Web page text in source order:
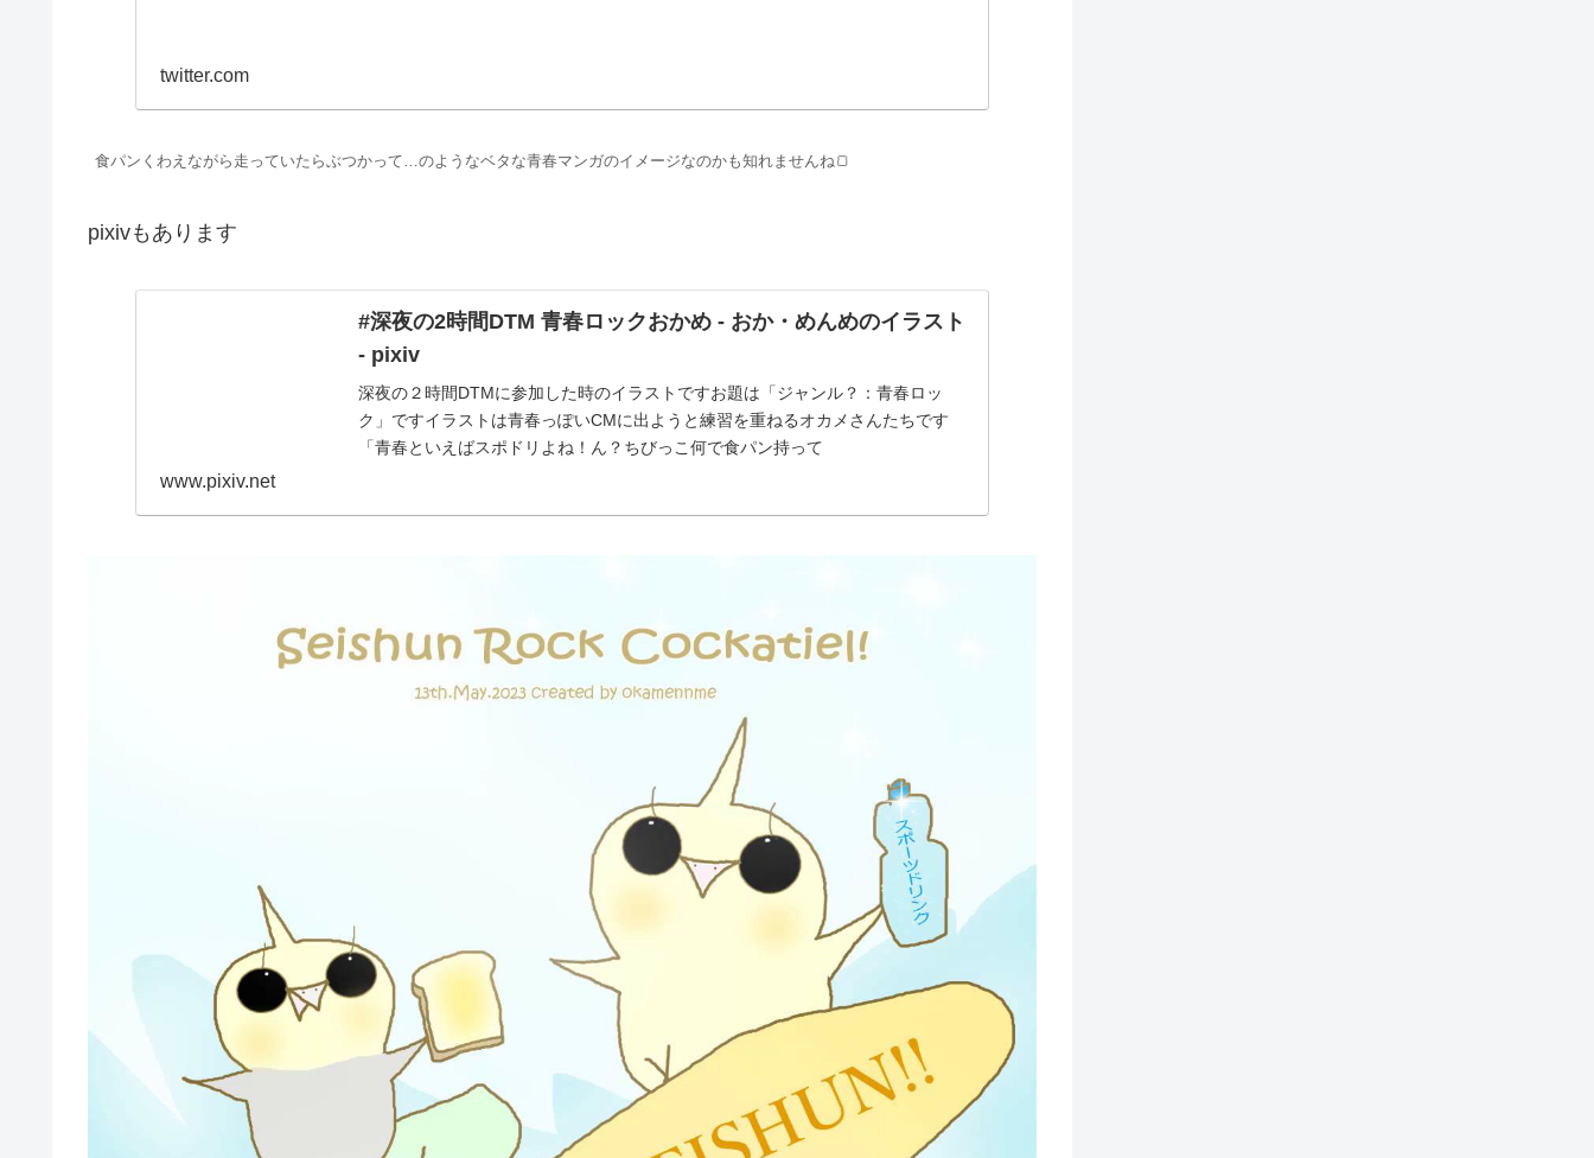
twitter.com
食パンくわえながら走っていたらぶつかって…のようなベタな青春マンガのイメージなのかも知れませんね🍞
pixivもあります
#深夜の2時間DTM 青春ロックおかめ - おか・めんめのイラスト
- pixiv
深夜の２時間DTMに参加した時のイラストですお題は「ジャンル？：青春ロッ
ク」ですイラストは青春っぽいCMに出ようと練習を重ねるオカメさんたちです
「青春といえばスポドリよね！ん？ちびっこ何で食パン持って
www.pixiv.net